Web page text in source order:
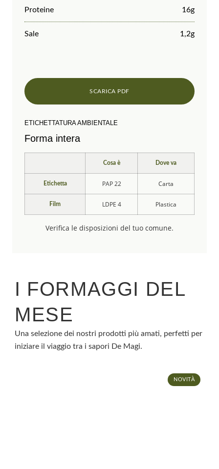
Proteine 16g
Sale 1,2g
ETICHETTATURA AMBIENTALE
Forma intera
Cosa è Dove va
Etichetta PAP 22 Carta
Film LDPE 4 Plastica
Verifica le disposizioni del tuo comune.
I FORMAGGI DEL
MESE
Una selezione dei nostri prodotti più amati, perfetti per
iniziare il viaggio tra i sapori De Magi.
NOVITÀ